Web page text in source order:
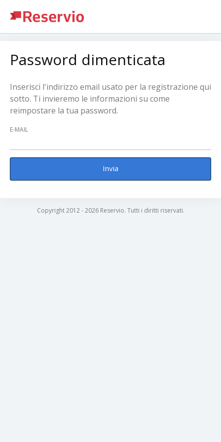
Password dimenticata
Inserisci l'indirizzo email usato per la registrazione qui
sotto. Ti invieremo le informazioni su come
reimpostare la tua password.
E-MAIL
Invia
Copyright 2012 - 2026 Reservio. Tutti i diritti riservati.